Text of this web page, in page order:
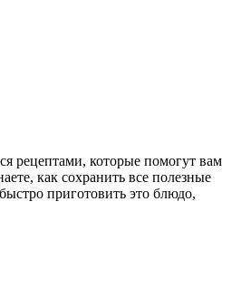
рецептами, которые помогут вам
как сохранить все полезные
приготовить это блюдо,